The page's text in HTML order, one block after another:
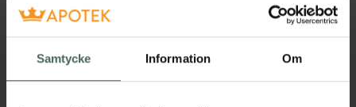
Samtycke Information Om
aminosyran L-glycin. Denna innovativa
sammansättning är framtagen för dig som vill
Magnesium bidrar till att minska trötthet och
utmattning, till normal muskelfunktion och till